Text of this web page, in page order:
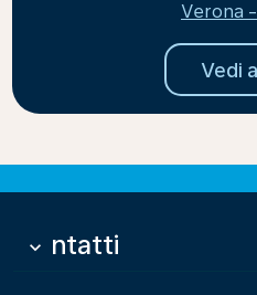
Verona
Vedi
Contatti
keyboard_arrow_down